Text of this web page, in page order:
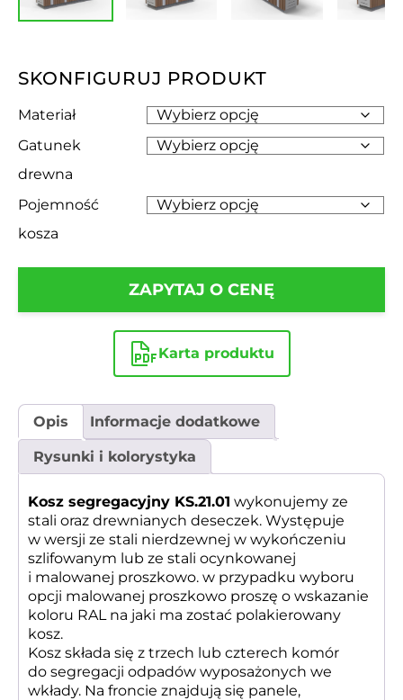
SKONFIGURUJ PRODUKT
Materiał
Gatunek
drewna
Pojemność
kosza
ZAPYTAJ O CENĘ
Karta produktu
Opis Informacje dodatkowe
Rysunki i kolorystyka
Kosz segregacyjny KS.21.01 wykonujemy ze
stali oraz drewnianych deseczek. Występuje
w wersji ze stali nierdzewnej w wykończeniu
szlifowanym lub ze stali ocynkowanej
i malowanej proszkowo. w przypadku wyboru
opcji malowanej proszkowo proszę o wskazanie
koloru RAL na jaki ma zostać polakierowany
kosz.
Kosz składa się z trzech lub czterech komór
do segregacji odpadów wyposażonych we
wkłady. Na froncie znajdują się panele,